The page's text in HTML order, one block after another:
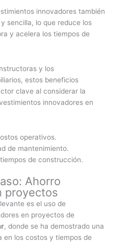
innovadores también
sencilla, lo que reduce los
y acelera los tiempos de
y los
estos beneficios
clave al considerar la
innovadores en
operativos.
de mantenimiento.
de construcción.
Ahorro
proyectos
es el uso de
en proyectos de
, donde se ha demostrado una
en los costos y tiempos de